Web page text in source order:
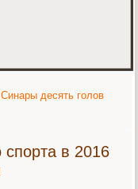
десять голов
в 2016